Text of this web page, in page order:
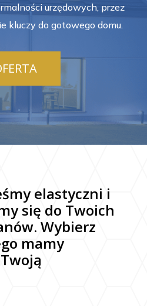
urzędowych, przez
kluczy do gotowego domu.
elastyczni i
się do Twoich
Wybierz
mamy